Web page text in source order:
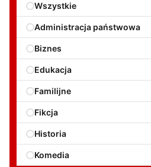
Wszystkie
Administracja państwowa
Biznes
Edukacja
Familijne
Fikcja
Historia
Komedia